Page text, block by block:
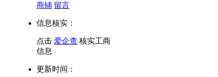
商铺 留言
信息核实：
点击 爱企查 核实工商
信息
更新时间：